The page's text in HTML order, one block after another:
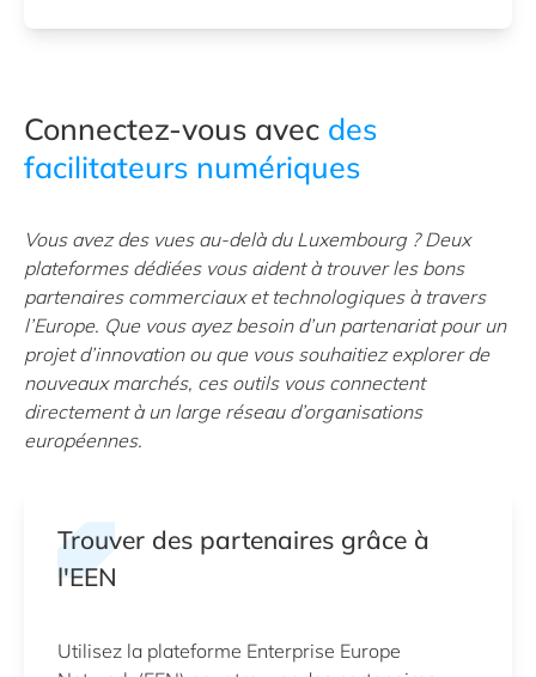
Connectez-vous avec des
facilitateurs numériques
Vous avez des vues au-delà du Luxembourg ? Deux
plateformes dédiées vous aident à trouver les bons
partenaires commerciaux et technologiques à travers
l’Europe. Que vous ayez besoin d’un partenariat pour un
projet d’innovation ou que vous souhaitiez explorer de
nouveaux marchés, ces outils vous connectent
directement à un large réseau d’organisations
européennes.
Trouver des partenaires grâce à
l'EEN
Utilisez la plateforme Enterprise Europe